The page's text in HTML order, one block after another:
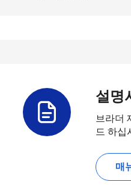
설명
브라더
드 하십
매